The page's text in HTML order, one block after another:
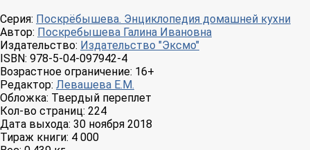
Серия: Поскрёбышева. Энциклопедия домашней кухни
Автор: Поскребышева Галина Ивановна
Издательство: Издательство "Эксмо"
ISBN: 978-5-04-097942-4
Возрастное ограничение: 16+
Редактор: Левашева Е.М.
Обложка: Твердый переплет
Кол-во страниц: 224
Дата выхода: 30 ноября 2018
Тираж книги: 4 000